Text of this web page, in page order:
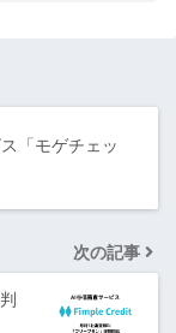
「モゲチェッ
次の記事